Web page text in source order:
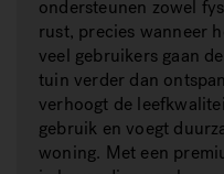
ondersteunen zowel
rust, precies wanneer
veel gebruikers gaan
tuin verder dan
verhoogt de
gebruik en voegt
woning. Met een